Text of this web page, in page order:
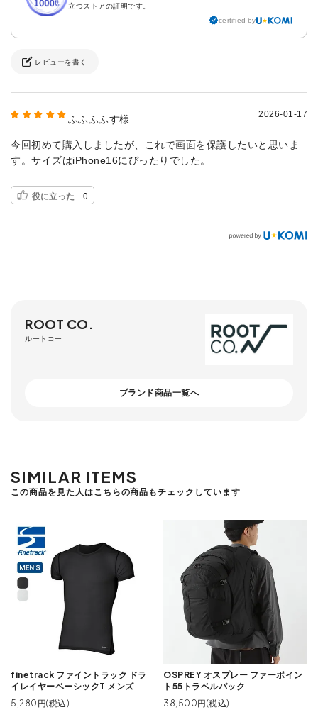
立つストアの証明です。
certified by
レビューを書く
ふふふふす様 2026-01-17
今回初めて購入しましたが、これで画面を保護したいと思いま
す。サイズはiPhone16にぴったりでした。
役に立った 0
ROOT CO.
ルートコー
ブランド商品一覧へ
SIMILAR ITEMS
この商品を見た人はこちらの商品もチェックしています
finetrack ファイントラック ドラ
イレイヤーベーシックT メンズ
5,280円(税込)
OSPREY オスプレー ファーポイン
ト55トラベルパック
38,500円(税込)